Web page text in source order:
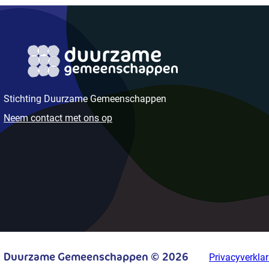
Stichting Duurzame Gemeenschappen
Neem contact met ons op
Duurzame Gemeenschappen © 2026